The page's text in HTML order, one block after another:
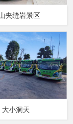
夹缝岩景区
大小洞天